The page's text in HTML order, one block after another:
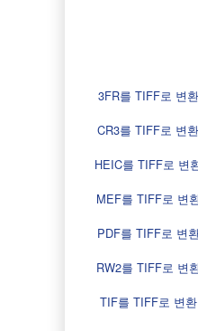
3FR를 TIFF로 변환
CR3를 TIFF로 변환
HEIC를 TIFF로 변
MEF를 TIFF로 변
PDF를 TIFF로 변
RW2를 TIFF로 변
TIF를 TIFF로 변환